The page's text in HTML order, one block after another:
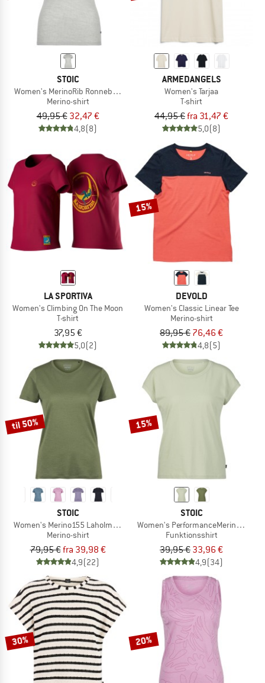
STOIC
Women's MerinoRib RonnebySt. Shirt
Merino-shirt
49,95 € 32,47 €
4,8(8)
ARMEDANGELS
Women's Tarjaa
T-shirt
44,95 €fra 31,47 €
5,0(8)
LA SPORTIVA
Women's Climbing On The Moon
T-shirt
37,95 €
5,0(2)
15%
DEVOLD
Women's Classic Linear Tee
Merino-shirt
89,95 € 76,46 €
4,8(5)
til 50%
STOIC
Women's Merino155 LaholmSt. T-Shirt
Merino-shirt
79,95 €fra 39,98 €
4,9(22)
15%
STOIC
Women's PerformanceMerino
Funktionsshirt
39,95 € 33,96 €
4,9(34)
30% 20%